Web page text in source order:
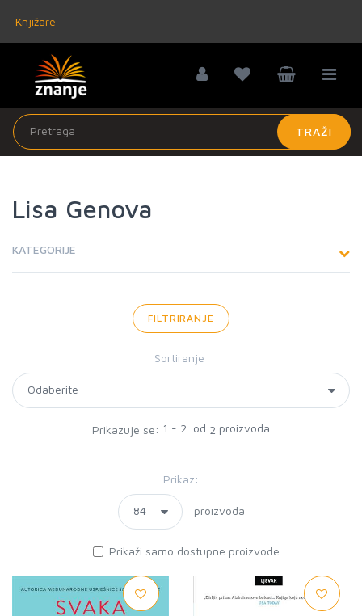
Knjižare
TRAŽI
Lisa Genova
KATEGORIJE
FILTRIRANJE
Sortiranje:
Prikazuje se: 1 - 2 od 2 proizvoda
Prikaz:
proizvoda
Prikaži samo dostupne proizvode